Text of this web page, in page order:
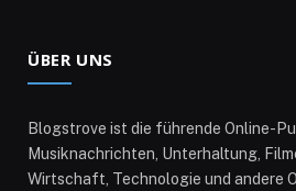
ÜBER UNS
Blogstrove ist die führende Online-
Musiknachrichten, Unterhaltung,
Wirtschaft, Technologie und andere